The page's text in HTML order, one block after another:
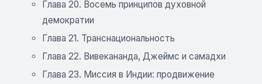
Глава 20. Восемь принципов духовной
демократии
Глава 21. Транснациональность
Глава 22. Вивекананда, Джеймс и самадхи
Глава 23. Миссия в Индии: продвижение